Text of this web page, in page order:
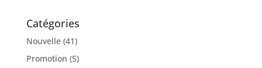
Catégories
Nouvelle(41)
Promotion (5)